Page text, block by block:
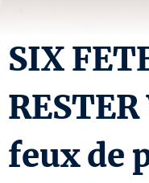
SIX
feux de